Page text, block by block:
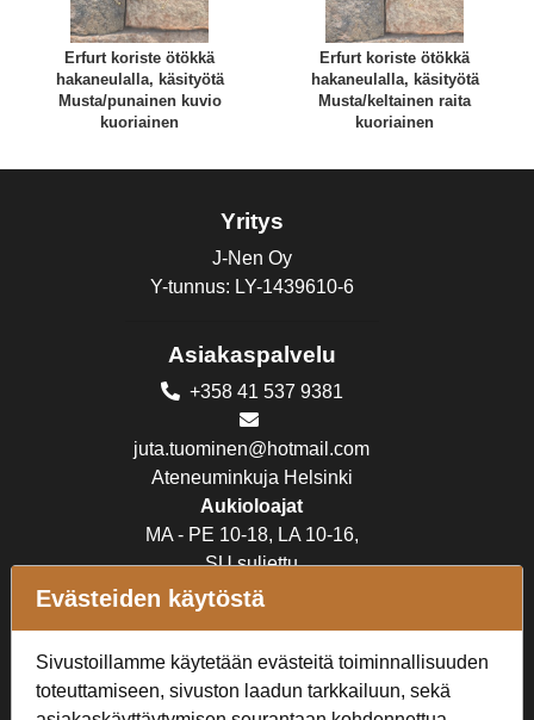
Erfurt koriste ötökkä
hakaneulalla, käsityötä
Musta/punainen kuvio
kuoriainen
Erfurt koriste ötökkä
hakaneulalla, käsityötä
Musta/keltainen raita
kuoriainen
Yritys
J-Nen Oy
Y-tunnus: LY-1439610-6
Asiakaspalvelu
+358 41 537 9381
juta.tuominen@hotmail.com
Ateneuminkuja Helsinki
Aukioloajat
MA - PE 10-18, LA 10-16,
SU suljettu
Verkkokauppa
Tilaus- ja toimitusehdot
Rekisteriseloste
Evästeiden käytöstä
Sivustoillamme käytetään evästeitä toiminnallisuuden
toteuttamiseen, sivuston laadun tarkkailuun, sekä